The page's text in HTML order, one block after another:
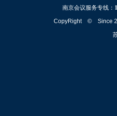
南京会议服务专线：
CopyRight © Since